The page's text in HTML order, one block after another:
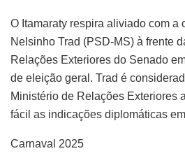
O Itamaraty respira aliviado com a
Nelsinho Trad (PSD-MS) à frente
Relações Exteriores do Senado
de eleição geral. Trad é
Ministério de Relações Exteriores
fácil as indicações diplomáticas
Carnaval 2025